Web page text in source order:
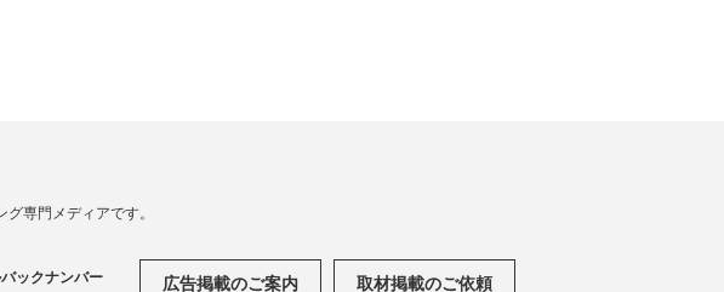
専門メディアです。
ックナンバー 広告掲載のご案内 取材掲載のご依頼